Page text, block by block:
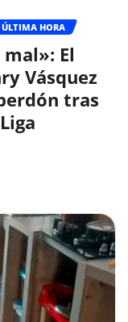
ÚLTIMA HORA
El
Vásquez
tras